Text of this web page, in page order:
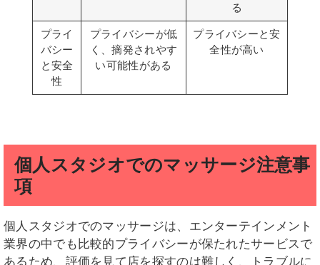
る
プライ
バシー
と安全
性
プライバシーが低
く、摘発されやす
い可能性がある
プライバシーと安
全性が高い
個人スタジオでのマッサージ注意事
項
個人スタジオでのマッサージは、エンターテインメント
業界の中でも比較的プライバシーが保たれたサービスで
あるため、評価を見て店を探すのは難しく、トラブルに